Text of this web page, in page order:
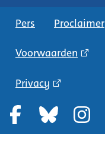
Pers Proclaimer
Voorwaarden
Privacy